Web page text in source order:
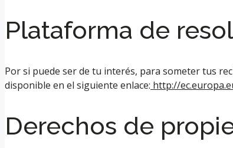
Plataforma de
Por si puede ser de tu interés, para someter tus
disponible en el siguiente enlace: http://
Derechos de